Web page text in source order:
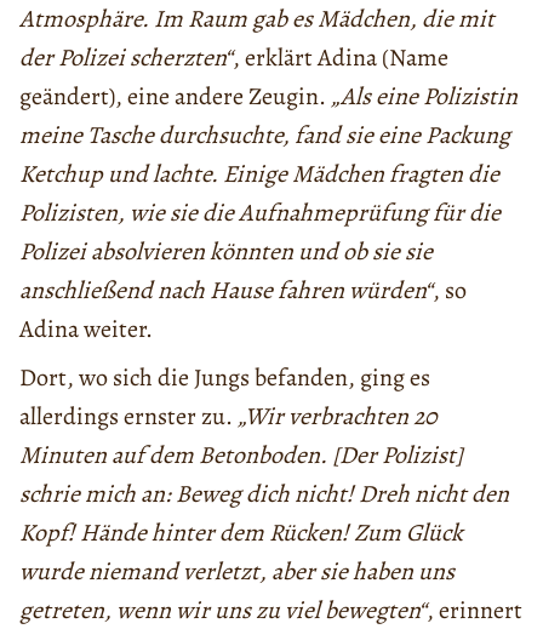
Atmosphäre. Im Raum gab es Mädchen, die mit
der Polizei scherzten“, erklärt Adina (Name
geändert), eine andere Zeugin. „Als eine Polizistin
meine Tasche durchsuchte, fand sie eine Packung
Ketchup und lachte. Einige Mädchen fragten die
Polizisten, wie sie die Aufnahmeprüfung für die
Polizei absolvieren könnten und ob sie sie
anschließend nach Hause fahren würden“, so
Adina weiter.
Dort, wo sich die Jungs befanden, ging es
allerdings ernster zu. „Wir verbrachten 20
Minuten auf dem Betonboden. [Der Polizist]
schrie mich an: Beweg dich nicht! Dreh nicht den
Kopf! Hände hinter dem Rücken! Zum Glück
wurde niemand verletzt, aber sie haben uns
getreten, wenn wir uns zu viel bewegten“, erinnert